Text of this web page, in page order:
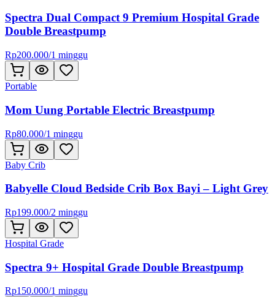
Spectra Dual Compact 9 Premium Hospital Grade
Double Breastpump
Rp200.000/1 minggu
Portable
Mom Uung Portable Electric Breastpump
Rp80.000/1 minggu
Baby Crib
Babyelle Cloud Bedside Crib Box Bayi – Light Grey
Rp199.000/2 minggu
Hospital Grade
Spectra 9+ Hospital Grade Double Breastpump
Rp150.000/1 minggu